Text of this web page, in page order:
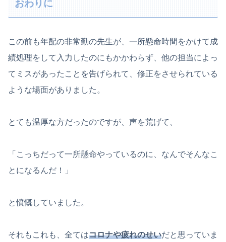
おわりに
この前も年配の非常勤の先生が、一所懸命時間をかけて成
績処理をして入力したのにもかかわらず、他の担当によっ
てミスがあったことを告げられて、修正をさせられている
ような場面がありました。
とても温厚な方だったのですが、声を荒げて、
「こっちだって一所懸命やっているのに、なんでそんなこ
とになるんだ！」
と憤慨していました。
それもこれも、全てはコロナや疲れのせいだと思っていま